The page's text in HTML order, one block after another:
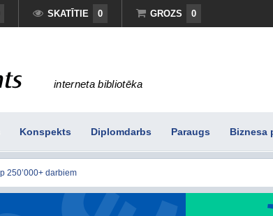
SKATĪTIE 0 GROZS 0
interneta bibliotēka
Konspekts Diplomdarbs Paraugs Biznesa